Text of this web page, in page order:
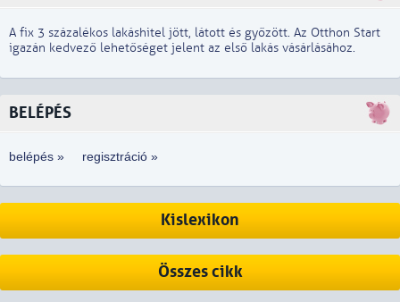
A fix 3 százalékos lakáshitel jött, látott és győzött. Az Otthon Start
igazán kedvező lehetőséget jelent az első lakás vásárlásához.
BELÉPÉS
belépés » regisztráció »
Kislexikon
Összes cikk